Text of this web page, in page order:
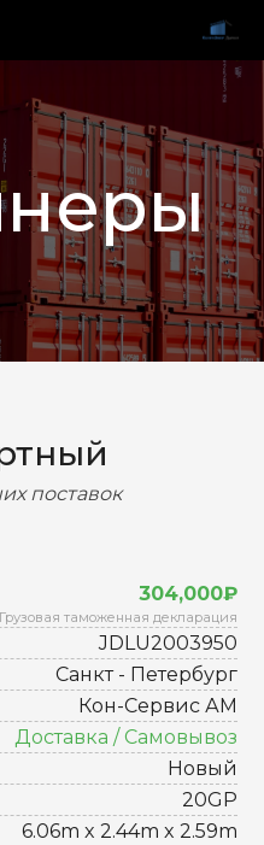
ВПЕРЕД
поставок
304,000₽
таможенная декларация
JDLU2003950
Санкт - Петербург
Кон-Сервис АМ
Доставка / Самовывоз
Новый
20GP
6.06m x 2.44m x 2.59m